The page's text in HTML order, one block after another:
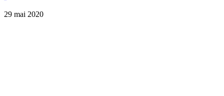
29 mai 2020